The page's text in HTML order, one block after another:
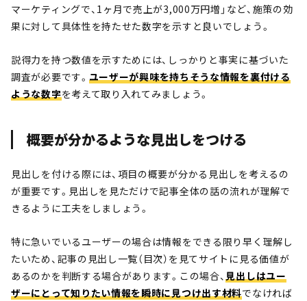
マーケティングで、1ヶ月で売上が3,000万円増」など、施策の効
果に対して具体性を持たせた数字を示すと良いでしょう。
説得力を持つ数値を示すためには、しっかりと事実に基づいた
調査が必要です。 ユーザーが興味を持ちそうな情報を裏付ける
ような数字を考えて取り入れてみましょう。
概要が分かるような見出しをつける
見出しを付ける際には、項目の概要が分かる見出しを考えるの
が重要です。見出しを見ただけで記事全体の話の流れが理解で
きるように工夫をしましょう。
特に急いでいるユーザーの場合は情報をできる限り早く理解し
たいため、記事の見出し一覧（目次）を見てサイトに見る価値が
あるのかを判断する場合があります。この場合、見出しはユー
ザーにとって知りたい情報を瞬時に見つけ出す材料でなければ